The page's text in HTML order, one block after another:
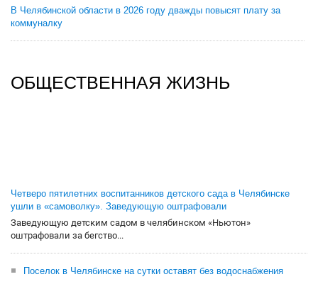
В Челябинской области в 2026 году дважды повысят плату за
коммуналку
ОБЩЕСТВЕННАЯ ЖИЗНЬ
Четверо пятилетних воспитанников детского сада в Челябинске
ушли в «самоволку». Заведующую оштрафовали
Заведующую детским садом в челябинском «Ньютон»
оштрафовали за бегство...
Поселок в Челябинске на сутки оставят без водоснабжения